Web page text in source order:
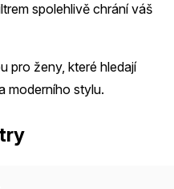
spolehlivě chrání váš
pro ženy, které hledají
moderního stylu.